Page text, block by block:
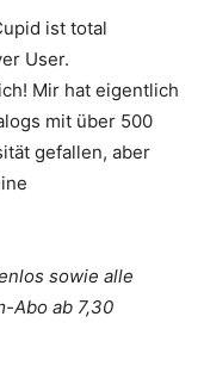
ist total
User.
Mir hat eigentlich
mit über 500
gefallen, aber
sowie alle
Abo ab 7,30